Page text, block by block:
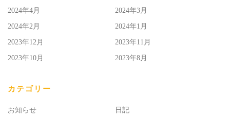
2024年4月 2024年3月
2024年2月 2024年1月
2023年12月 2023年11月
2023年10月 2023年8月
カテゴリー
お知らせ 日記